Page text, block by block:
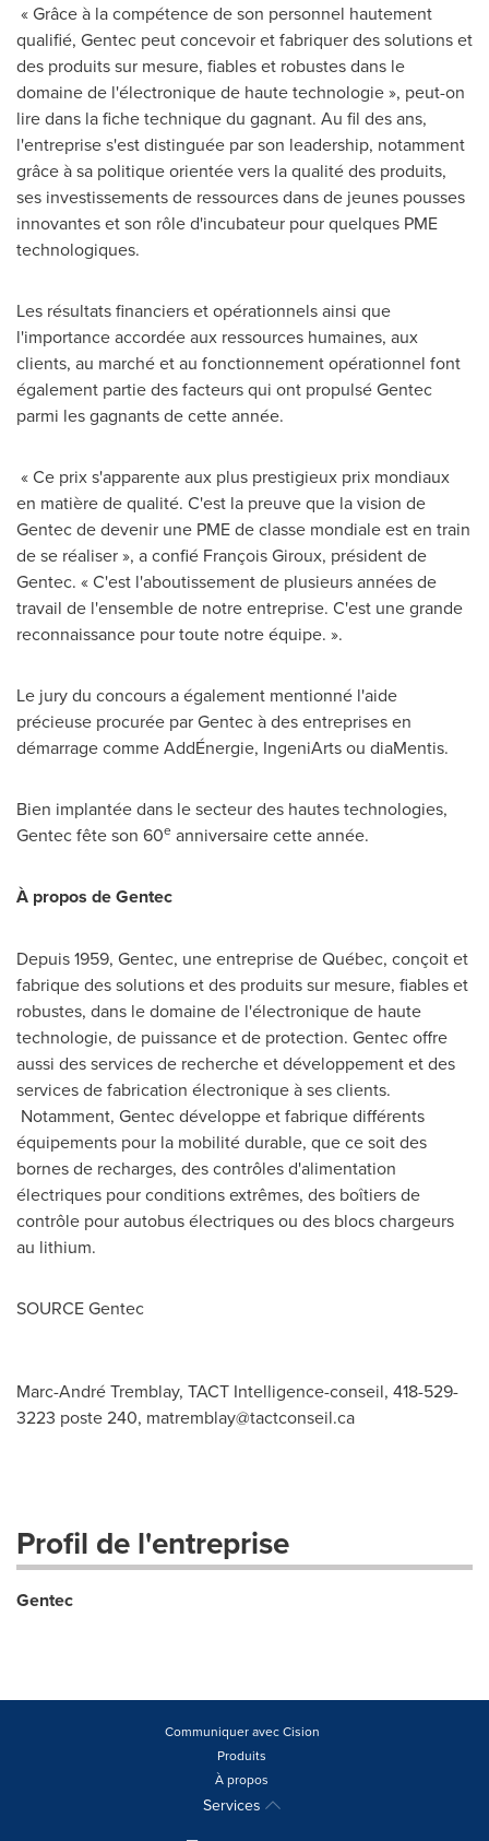
« Grâce à la compétence de son personnel hautement
qualifié, Gentec peut concevoir et fabriquer des solutions et
des produits sur mesure, fiables et robustes dans le
domaine de l'électronique de haute technologie », peut-on
lire dans la fiche technique du gagnant. Au fil des ans,
l'entreprise s'est distinguée par son leadership, notamment
grâce à sa politique orientée vers la qualité des produits,
ses investissements de ressources dans de jeunes pousses
innovantes et son rôle d'incubateur pour quelques PME
technologiques.
Les résultats financiers et opérationnels ainsi que
l'importance accordée aux ressources humaines, aux
clients, au marché et au fonctionnement opérationnel font
également partie des facteurs qui ont propulsé Gentec
parmi les gagnants de cette année.
« Ce prix s'apparente aux plus prestigieux prix mondiaux
en matière de qualité. C'est la preuve que la vision de
Gentec de devenir une PME de classe mondiale est en train
de se réaliser », a confié FrançoisGiroux, président de
Gentec. « C'est l'aboutissement de plusieurs années de
travail de l'ensemble de notre entreprise. C'est une grande
reconnaissance pour toute notre équipe. ».
Le jury du concours a également mentionné l'aide
précieuse procurée par Gentec à des entreprises en
démarrage comme AddÉnergie, IngeniArts ou diaMentis.
Bien implantée dans le secteur des hautes technologies,
Gentec fête son 60e anniversaire cette année.
À propos de Gentec
Depuis 1959, Gentec, une entreprise de Québec, conçoit et
fabrique des solutions et des produits sur mesure, fiables et
robustes, dans le domaine de l'électronique de haute
technologie, de puissance et de protection. Gentec offre
aussi des services de recherche et développement et des
services de fabrication électronique à ses clients.
Notamment, Gentec développe et fabrique différents
équipements pour la mobilité durable, que ce soit des
bornes de recharges, des contrôles d'alimentation
électriques pour conditions extrêmes, des boîtiers de
contrôle pour autobus électriques ou des blocs chargeurs
au lithium.
SOURCE Gentec
Marc-André Tremblay, TACT Intelligence-conseil, 418-529-
3223 poste 240, matremblay@tactconseil.ca
Profil de l'entreprise
Gentec
Communiquer avec Cision
Produits
À propos
Services